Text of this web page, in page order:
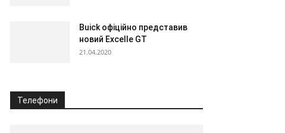
Buick офіційно представив
новий Excelle GT
21.04.2020
Телефони